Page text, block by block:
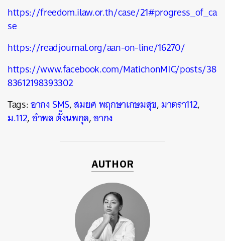
https://freedom.ilaw.or.th/case/21#progress_of_ca
se
https://readjournal.org/aan-on-line/16270/
https://www.facebook.com/MatichonMIC/posts/38
83612198393302
Tags:อากง SMS,สมยศ พฤกษาเกษมสุข,มาตรา112,
ม.112,อำพล ตั้งนพกุล,อากง
AUTHOR